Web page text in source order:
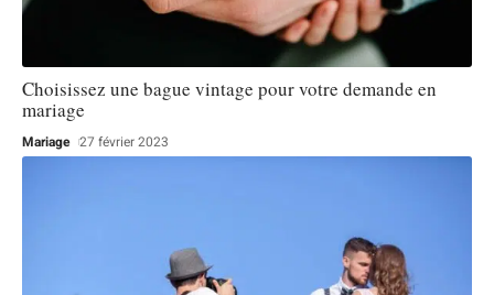
Choisissez une bague vintage pour votre demande en
mariage
Mariage 27 février 2023